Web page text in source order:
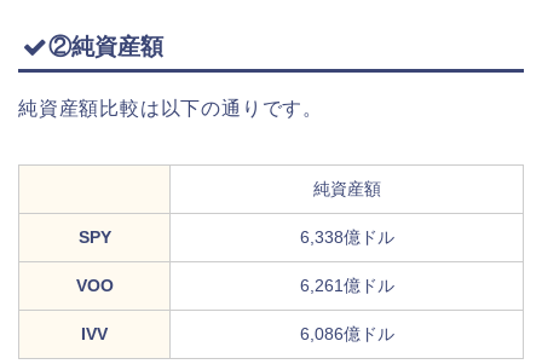
②純資産額
純資産額比較は以下の通りです。
純資産額
SPY 6,338億ドル
VOO 6,261億ドル
IVV 6,086億ドル